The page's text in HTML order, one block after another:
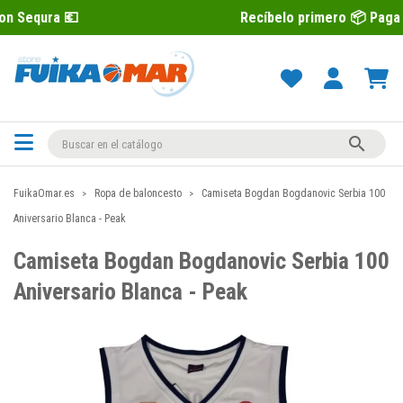
Recíbelo primero 📦 Paga después con

FuikaOmar.es Ropa de baloncesto
Camiseta Bogdan Bogdanovic Serbia 100
Aniversario Blanca - Peak
Camiseta Bogdan Bogdanovic Serbia 100
Aniversario Blanca - Peak